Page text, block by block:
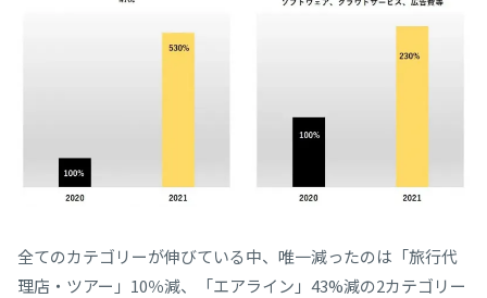
全てのカテゴリーが伸びている中、唯一減ったのは「旅行代
理店・ツアー」10％減、「エアライン」43%減の2カテゴリー